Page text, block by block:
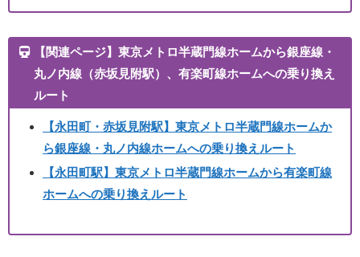
【関連ページ】東京メトロ半蔵門線ホームから銀座線・
丸ノ内線（赤坂見附駅）、有楽町線ホームへの乗り換え
ルート
【永田町・赤坂見附駅】東京メトロ半蔵門線ホームか
ら銀座線・丸ノ内線ホームへの乗り換えルート
【永田町駅】東京メトロ半蔵門線ホームから有楽町線
ホームへの乗り換えルート